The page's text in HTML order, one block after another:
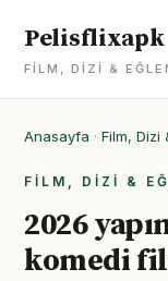
Pelisflixapk
FILM, DIZI &
Anasayfa · Film, Dizi
FILM, DIZI &
2026
komedi